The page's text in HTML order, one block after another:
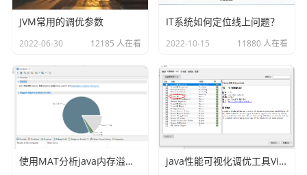
JVM常用的调优参数
2022-06-30 12185 人在看
IT系统如何定位线上问题？
2022-10-15 11880 人在看
使用MAT分析java内存溢出的原因 java性能可视化调优工具VisualVM插件之Visual GC